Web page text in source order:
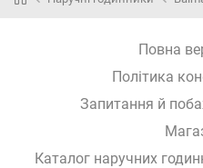
Повна
Політика
Запитання й
Каталог наручних